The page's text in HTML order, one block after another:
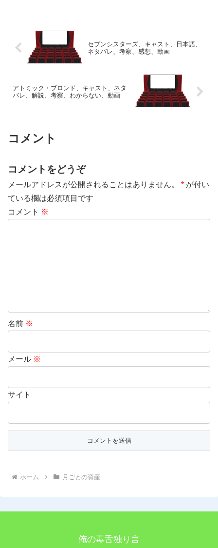
セブンシスターズ、キャスト、日本語、
ネタバレ、考察、感想、動画
アトミック・ブロンド、キャスト、ネタ
バレ、解説、考察、わからない、動画
コメント
コメントをどうぞ
メールアドレスが公開されることはありません。 * が付い
ている欄は必須項目です
コメント ※
名前 ※
メール ※
サイト
ホーム 月ごとの資産
俺の毒舌独り言